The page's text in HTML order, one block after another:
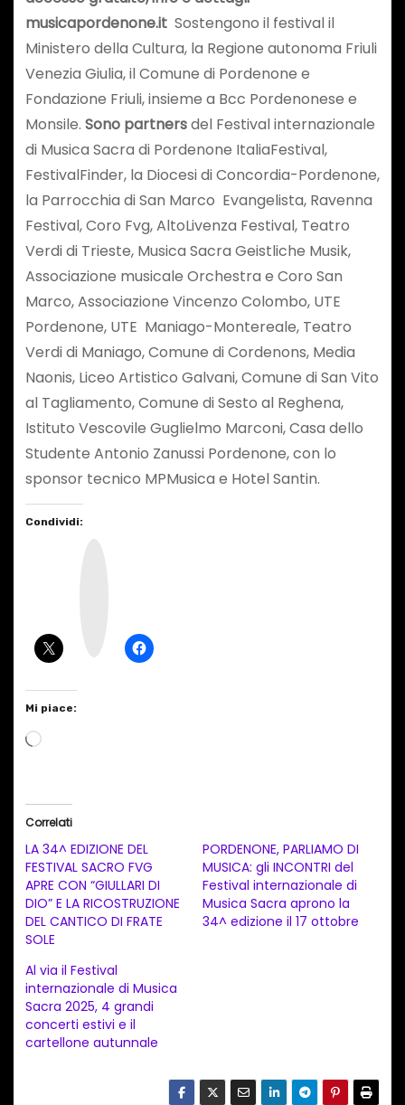
musicapordenone.itSostengono il festival il
Ministero della Cultura, la Regione autonoma Friuli
Venezia Giulia, il Comune di Pordenone e
Fondazione Friuli, insieme a Bcc Pordenonese e
Monsile. Sono partnersdel Festival internazionale
di Musica Sacra di Pordenone ItaliaFestival,
FestivalFinder, la Diocesi di Concordia-Pordenone,
la Parrocchia di San Marco Evangelista, Ravenna
Festival, Coro Fvg, AltoLivenza Festival, Teatro
Verdi di Trieste, Musica Sacra Geistliche Musik,
Associazione musicale Orchestra e Coro San
Marco, Associazione Vincenzo Colombo, UTE
Pordenone, UTE Maniago-Montereale, Teatro
Verdi di Maniago, Comune di Cordenons, Media
Naonis, Liceo Artistico Galvani, Comune di San Vito
al Tagliamento, Comune di Sesto al Reghena,
Istituto Vescovile Guglielmo Marconi, Casa dello
Studente Antonio Zanussi Pordenone, con lo
sponsor tecnico MPMusica e Hotel Santin.
Condividi:
Mi piace:
C
a
m
e
n
t
o
i
n
Correlati
LA 34^ EDIZIONE DEL
FESTIVAL SACRO FVG
APRE CON “GIULLARI DI
DIO” E LA RICOSTRUZIONE
DEL CANTICO DI FRATE
SOLE
PORDENONE, PARLIAMO DI
MUSICA: gli INCONTRI del
Festival internazionale di
Musica Sacra aprono la
34^ edizione il 17 ottobre
Al via il Festival
internazionale di Musica
Sacra 2025, 4 grandi
concerti estivi e il
cartellone autunnale